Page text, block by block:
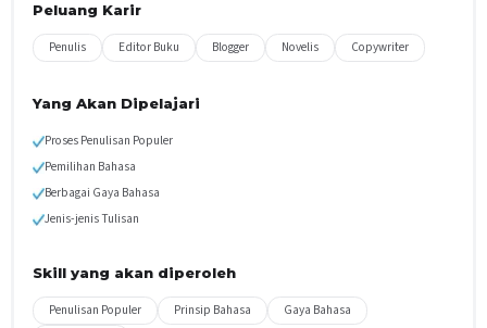
Peluang Karir
Penulis Editor Buku Blogger Novelis Copywriter
Yang Akan Dipelajari
Proses Penulisan Populer
Pemilihan Bahasa
Berbagai Gaya Bahasa
Jenis-jenis Tulisan
Skill yang akan diperoleh
Penulisan Populer Prinsip Bahasa
Gaya Bahasa